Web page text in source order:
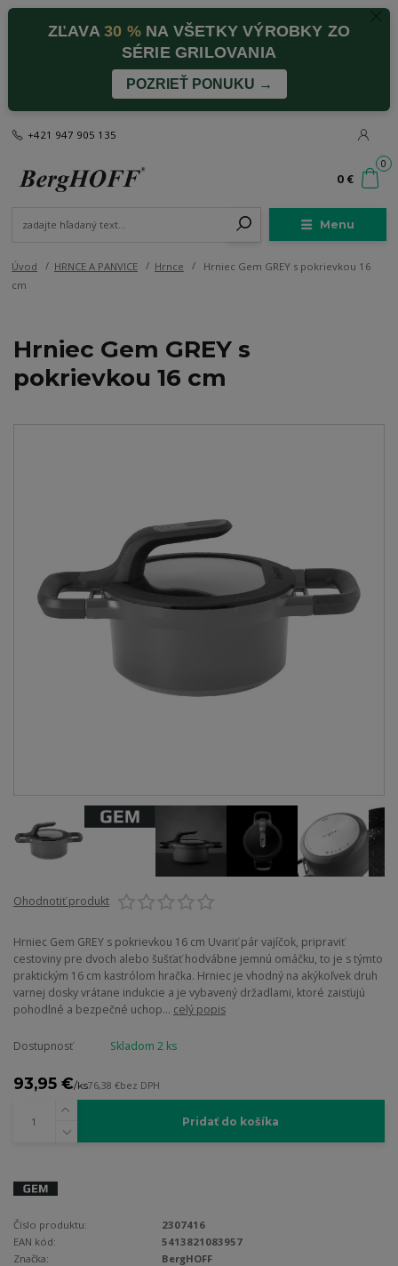
ZĽAVA30 %NA VŠETKY VÝROBKY ZO
SÉRIE GRILOVANIA
POZRIEŤ PONUKU →
Menu
+421 947 905 135
0
0 €
Úvod HRNCE A PANVICE Hrnce
Hrniec Gem GREY s pokrievkou 16
cm
Hrniec Gem GREY s
pokrievkou 16 cm
Ohodnotiť produkt
Hrniec Gem GREY s pokrievkou 16 cm Uvariť pár vajíčok, pripraviť
cestoviny pre dvoch alebo šušťať hodvábne jemnú omáčku, to je s týmto
praktickým 16 cm kastrólom hračka. Hrniec je vhodný na akýkoľvek druh
varnej dosky vrátane indukcie a je vybavený držadlami, ktoré zaisťujú
pohodlné a bezpečné uchop... celý popis
Dostupnosť Skladom 2 ks
93,95 €/ks76,38 €bez DPH
Pridať do košíka
Číslo produktu:
2307416
EAN kód:
5413821083957
Značka:
BergHOFF